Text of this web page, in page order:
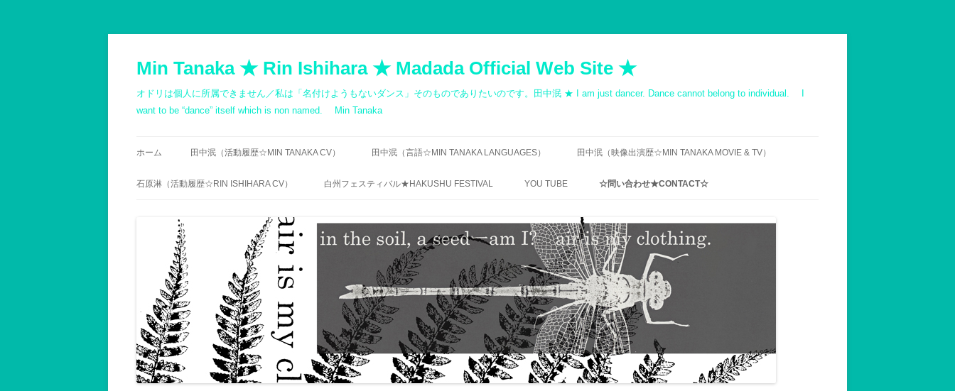
ン
ツ
へ
ス
キ
Min Tanaka ★ Rin Ishihara ★ Madada Official Web Site ★
オドリは個人に所属できません／私は「名付けようもないダンス」そのものでありたいのです。田中泯 ★ I am just dancer. Dance cannot belong to individual. I
want to be “dance” itself which is non named. Min Tanaka
ホーム 田中泯（活動履歴☆MIN TANAKA CV）
PROFILE
記録1981～1990
記録1991～2000
記録2001～2002
記録2003～2004
記録2005～2006
田中泯（言語☆MIN TANAKA LANGUAGES）
寺田透 ｜「無言の告知」
田中泯｜地を這う前衛
フェリックス・ガタリ｜オマージュ
1984 / HOMAGE 1984 BY FÉLIX
GUATTARI
“THEME” FALL 2006｜ART
QUARTERLY- NEW YORK
「サーキュレーションと文化」田中
田中泯（映像出演歴☆MIN TANAKA MOVIE & TV）
出演一覧｜MOVIE ｜TV｜OTHER
石原淋（活動履歴☆RIN ISHIHARA CV）
PROFILE
石原志保／文書 -斎藤顕
白州フェスティバル★HAKUSHU FESTIVAL YOU TUBE
CHOREOGRAPHY
田中泯「場踊り」映像資料
“THE UNNAMEABLE DANCE”
DIRECTOR’S INTERVIEW
☆問い合わせ★CONTACT☆
ご連絡用メールアドレス
【FREQUENT INQUIRY】MIN
TANAKA’S WORK-SHOP,ABOUT
BUTOH,VISIT AND STAY
ABOUT MIN TANAKA’S
WORKSHOP 田中泯ワークショッ
プについて